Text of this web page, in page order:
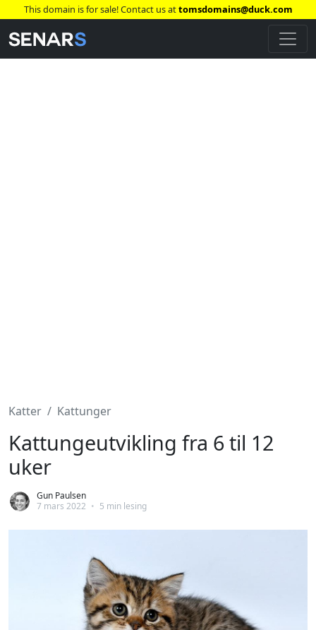
This domain is for sale! Contact us attomsdomains@duck.com
Katter Kattunger
Kattungeutvikling fra 6 til 12
uker
Gun Paulsen
7 mars 2022 • 5 min lesing